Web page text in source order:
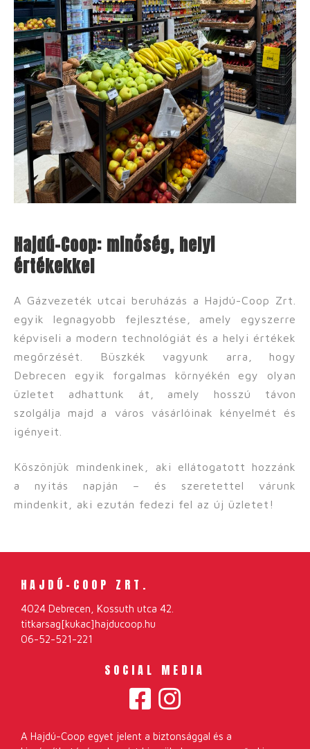
Hajdú-Coop: minőség, helyi
értékekkel
A Gázvezeték utcai beruházás a Hajdú-Coop Zrt.
egyik legnagyobb fejlesztése, amely egyszerre
képviseli a modern technológiát és a helyi értékek
megőrzését. Büszkék vagyunk arra, hogy
Debrecen egyik forgalmas környékén egy olyan
üzletet adhattunk át, amely hosszú távon
szolgálja majd a város vásárlóinak kényelmét és
igényeit.
Köszönjük mindenkinek, aki ellátogatott hozzánk
a nyitás napján – és szeretettel várunk
mindenkit, aki ezután fedezi fel az új üzletet!
HAJDÚ-COOP ZRT.
4024 Debrecen, Kossuth utca 42.
titkarsag[kukac]hajducoop.hu
06-52-521-221
SOCIAL MEDIA
A Hajdú-Coop egyet jelent a biztonsággal és a